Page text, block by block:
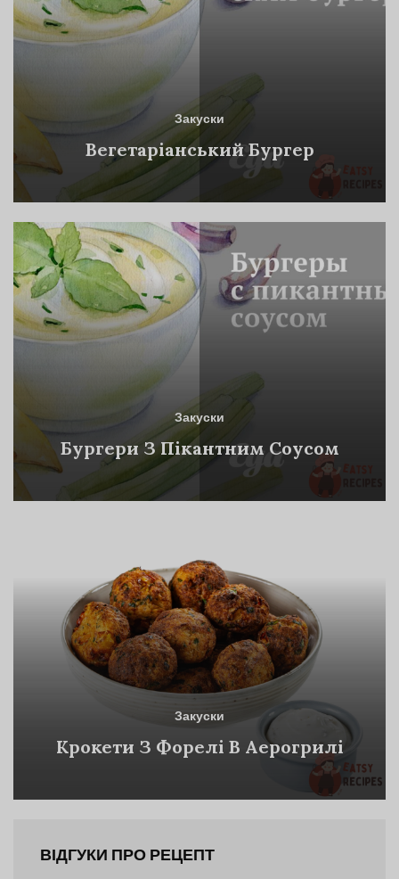
Закуски
Вегетаріанський Бургер
Закуски
Бургери З Пікантним Соусом
Закуски
Крокети З Форелі В Аерогрилі
ВІДГУКИ ПРО РЕЦЕПТ